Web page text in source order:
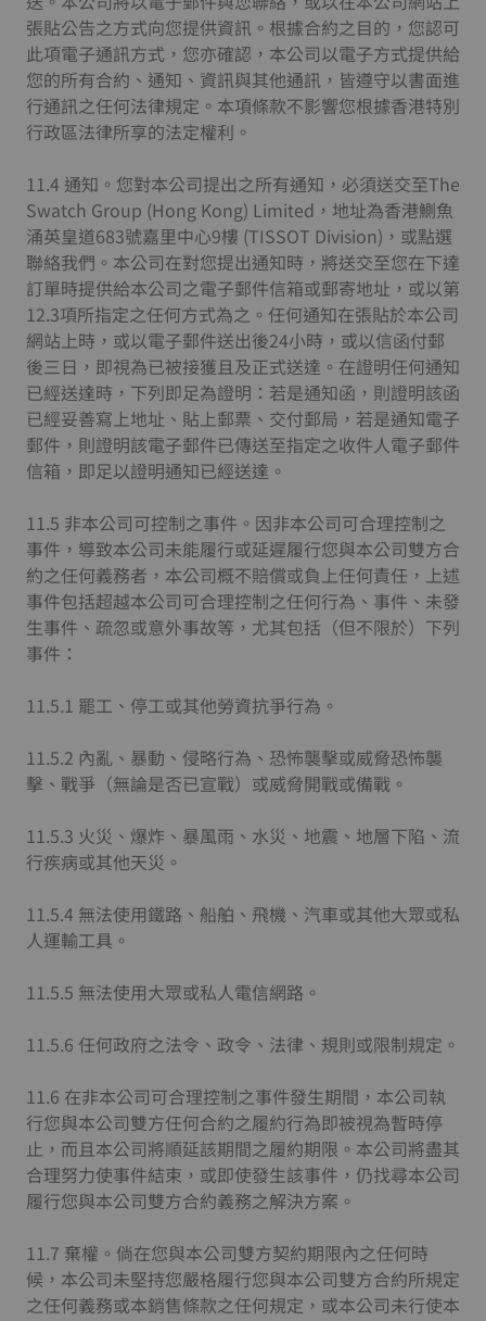
張貼公告之方式向您提供資訊。根據合約之目的，您認可
此項電子通訊方式，您亦確認，本公司以電子方式提供給
您的所有合約、通知、資訊與其他通訊，皆遵守以書面進
行通訊之任何法律規定。本項條款不影響您根據香港特別
行政區法律所享的法定權利。
11.4 通知。您對本公司提出之所有通知，必須送交至The
Swatch Group (Hong Kong) Limited，地址為香港鰂魚
涌英皇道683號嘉里中心9樓 (TISSOT Division)，或點選
聯絡我們。本公司在對您提出通知時，將送交至您在下達
訂單時提供給本公司之電子郵件信箱或郵寄地址，或以第
12.3項所指定之任何方式為之。任何通知在張貼於本公司
網站上時，或以電子郵件送出後24小時，或以信函付郵
後三日，即視為已被接獲且及正式送達。在證明任何通知
已經送達時，下列即足為證明：若是通知函，則證明該函
已經妥善寫上地址、貼上郵票、交付郵局，若是通知電子
郵件，則證明該電子郵件已傳送至指定之收件人電子郵件
信箱，即足以證明通知已經送達。
11.5 非本公司可控制之事件。因非本公司可合理控制之
事件，導致本公司未能履行或延遲履行您與本公司雙方合
約之任何義務者，本公司概不賠償或負上任何責任，上述
事件包括超越本公司可合理控制之任何行為、事件、未發
生事件、疏忽或意外事故等，尤其包括（但不限於）下列
事件：
11.5.1 罷工、停工或其他勞資抗爭行為。
11.5.2 內亂、暴動、侵略行為、恐怖襲擊或威脅恐怖襲
擊、戰爭（無論是否已宣戰）或威脅開戰或備戰。
11.5.3 火災、爆炸、暴風雨、水災、地震、地層下陷、流
行疾病或其他天災。
11.5.4 無法使用鐵路、船舶、飛機、汽車或其他大眾或私
人運輸工具。
11.5.5 無法使用大眾或私人電信網路。
11.5.6 任何政府之法令、政令、法律、規則或限制規定。
11.6 在非本公司可合理控制之事件發生期間，本公司執
行您與本公司雙方任何合約之履約行為即被視為暫時停
止，而且本公司將順延該期間之履約期限。本公司將盡其
合理努力使事件結束，或即使發生該事件，仍找尋本公司
履行您與本公司雙方合約義務之解決方案。
11.7 棄權。倘在您與本公司雙方契約期限內之任何時
候，本公司未堅持您嚴格履行您與本公司雙方合約所規定
之任何義務或本銷售條款之任何規定，或本公司未行使本